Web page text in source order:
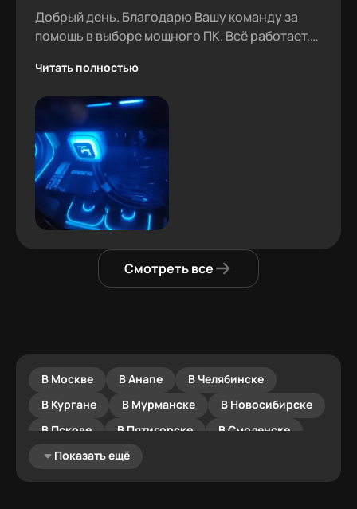
Добрый день. Благодарю Вашу команду за
помощь в выборе мощного ПК. Всё работает,
Читать полностью
Смотреть все
В Москве В Анапе
В Челябинске
В Кургане
В Мурманске
В Новосибирске
В Пскове
В Пятигорске
В Смоленске
В Сочи
В Таганроге
В Великом Новгороде
В Вологде
Показать ещё